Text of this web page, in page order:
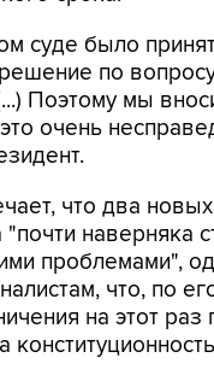
суде было
по
Поэтому мы
очень
что два
наверняка
проблемами",
что, по
на этот раз